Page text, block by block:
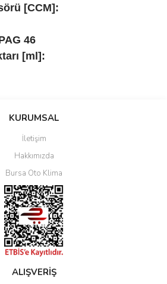
[CCM]:
46
[ml]:
ilk yorumu siz yapın!
Yorum Yaz
KURUMSAL
İletişim
Hakkımızda
Bursa Oto Klima
ALIŞVERİŞ